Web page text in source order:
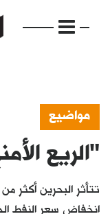
الرئيسية
مواضيع
إفتتاحية
مواضيع
"الريع
تتأثر البحرين أكثر
انخفاض سعر النفط